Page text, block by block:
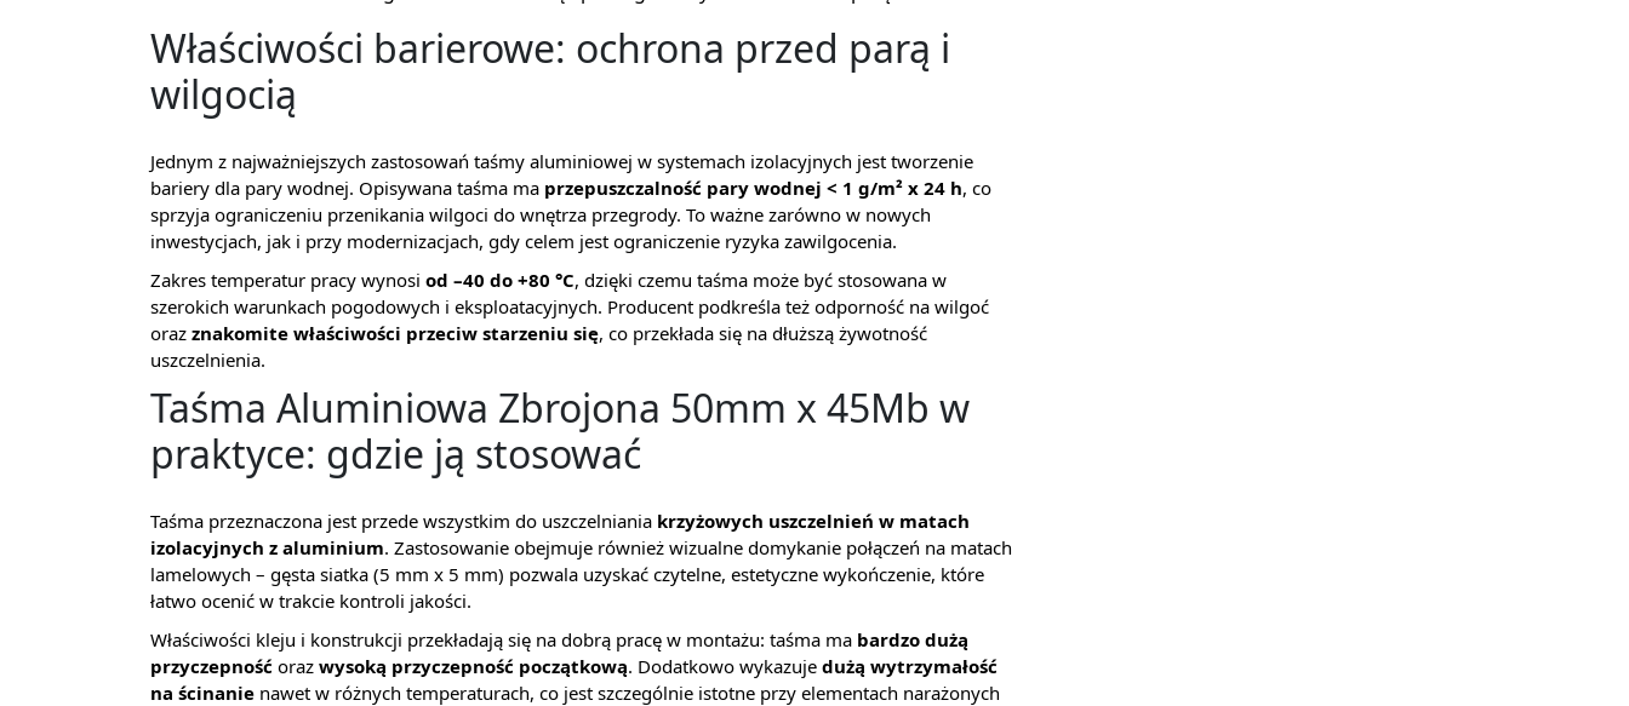
Właściwości barierowe: ochrona przed parą i
wilgocią
Jednym z najważniejszych zastosowań taśmy aluminiowej w systemach izolacyjnych jest tworzenie
bariery dla pary wodnej. Opisywana taśma ma przepuszczalność pary wodnej < 1 g/m² x 24 h, co
sprzyja ograniczeniu przenikania wilgoci do wnętrza przegrody. To ważne zarówno w nowych
inwestycjach, jak i przy modernizacjach, gdy celem jest ograniczenie ryzyka zawilgocenia.
Zakres temperatur pracy wynosi od –40 do +80 °C, dzięki czemu taśma może być stosowana w
szerokich warunkach pogodowych i eksploatacyjnych. Producent podkreśla też odporność na wilgoć
oraz znakomite właściwości przeciw starzeniu się, co przekłada się na dłuższą żywotność
uszczelnienia.
Taśma Aluminiowa Zbrojona 50mm x 45Mb w
praktyce: gdzie ją stosować
Taśma przeznaczona jest przede wszystkim do uszczelniania krzyżowych uszczelnień w matach
izolacyjnych z aluminium. Zastosowanie obejmuje również wizualne domykanie połączeń na matach
lamelowych – gęsta siatka (5 mm x 5 mm) pozwala uzyskać czytelne, estetyczne wykończenie, które
łatwo ocenić w trakcie kontroli jakości.
Właściwości kleju i konstrukcji przekładają się na dobrą pracę w montażu: taśma ma bardzo dużą
przyczepność oraz wysoką przyczepność początkową. Dodatkowo wykazuje dużą wytrzymałość
na ścinanie nawet w różnych temperaturach, co jest szczególnie istotne przy elementach narażonych